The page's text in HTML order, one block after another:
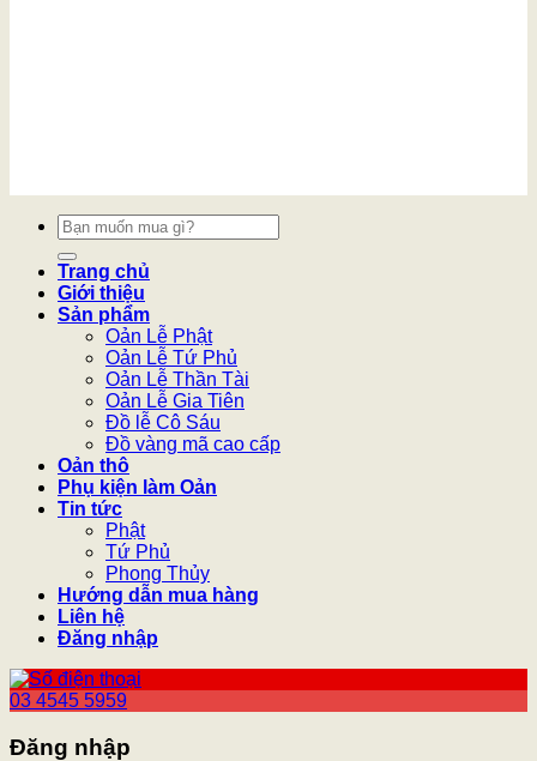
Tìm
kiếm:
Trang chủ
Giới thiệu
Sản phẩm
Oản Lễ Phật
Oản Lễ Tứ Phủ
Oản Lễ Thần Tài
Oản Lễ Gia Tiên
Đồ lễ Cô Sáu
Đồ vàng mã cao cấp
Oản thô
Phụ kiện làm Oản
Tin tức
Phật
Tứ Phủ
Phong Thủy
Hướng dẫn mua hàng
Liên hệ
Đăng nhập
03 4545 5959
Đăng nhập